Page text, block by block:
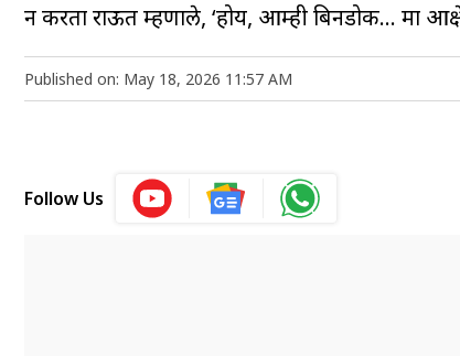
न करता राऊत म्हणाले, ‘होय, आम्ही बिनडोक… मात्र
Published on: May 18, 2026 11:57 AM
Follow Us